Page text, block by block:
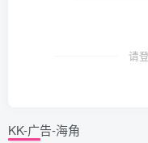
请
KK-广告-海角